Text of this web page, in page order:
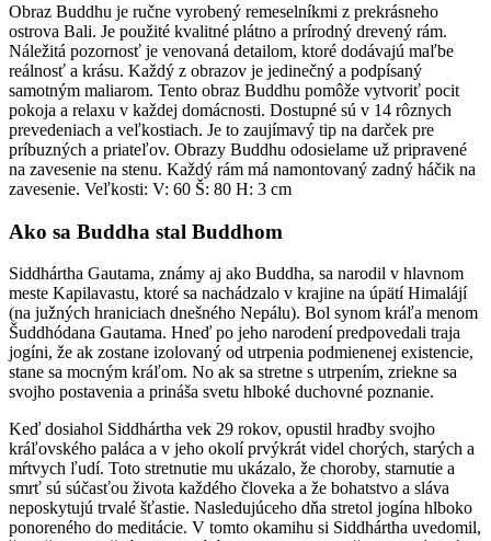
Obraz Buddhu je ručne vyrobený remeselníkmi z prekrásneho
ostrova Bali. Je použité kvalitné plátno a prírodný drevený rám.
Náležitá pozornosť je venovaná detailom, ktoré dodávajú maľbe
reálnosť a krásu. Každý z obrazov je jedinečný a podpísaný
samotným maliarom. Tento obraz Buddhu pomôže vytvoriť pocit
pokoja a relaxu v každej domácnosti. Dostupné sú v 14 rôznych
prevedeniach a veľkostiach. Je to zaujímavý tip na darček pre
príbuzných a priateľov. Obrazy Buddhu odosielame už pripravené
na zavesenie na stenu. Každý rám má namontovaný zadný háčik na
zavesenie. Veľkosti: V: 60 Š: 80 H: 3 cm
Ako sa Buddha stal Buddhom
Siddhártha Gautama, známy aj ako Buddha, sa narodil v hlavnom
meste Kapilavastu, ktoré sa nachádzalo v krajine na úpätí Himalájí
(na južných hraniciach dnešného Nepálu). Bol synom kráľa menom
Šuddhódana Gautama. Hneď po jeho narodení predpovedali traja
jogíni, že ak zostane izolovaný od utrpenia podmienenej existencie,
stane sa mocným kráľom. No ak sa stretne s utrpením, zriekne sa
svojho postavenia a prináša svetu hlboké duchovné poznanie.
Keď dosiahol Siddhártha vek 29 rokov, opustil hradby svojho
kráľovského paláca a v jeho okolí prvýkrát videl chorých, starých a
mŕtvych ľudí. Toto stretnutie mu ukázalo, že choroby, starnutie a
smrť sú súčasťou života každého človeka a že bohatstvo a sláva
neposkytujú trvalé šťastie. Nasledujúceho dňa stretol jogína hlboko
ponoreného do meditácie. V tomto okamihu si Siddhártha uvedomil,